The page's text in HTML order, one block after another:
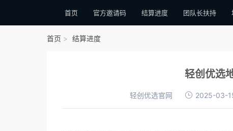
首页 官方邀请码 结算进度 团队长扶持
首页 结算进度
轻创优选
轻创优选官网 2025-03-